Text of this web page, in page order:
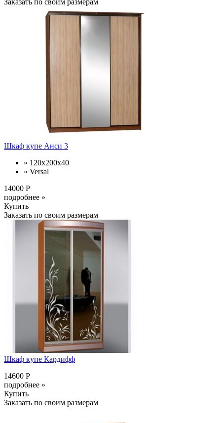
Шкаф купе Анси 3
» 120х200х40
» Versal
14000 Р
подробнее »
Купить
Заказать по своим размерам
Шкаф купе Кардифф
14600 Р
подробнее »
Купить
Заказать по своим размерам